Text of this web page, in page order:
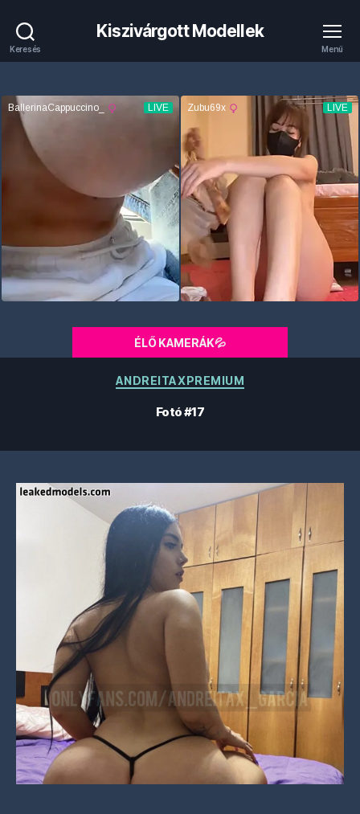
Keresés
Kiszivárgott Modellek
Menü
ÉLŐ KAMERÁK💦
Kategóriák
ANDREITAXPREMIUM
Fotó #17